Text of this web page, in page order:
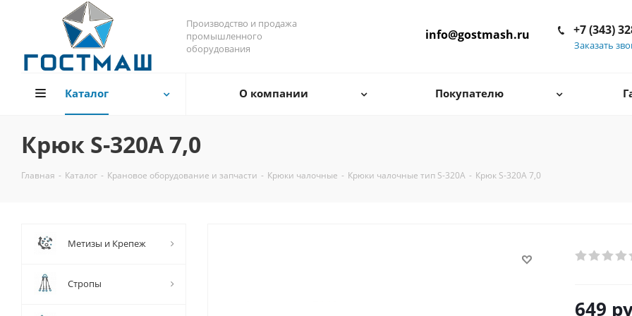
Производство и продажа
промышленного
оборудования
+7 (343)
Заказать
info@gostmash.ru
Каталог О компании Покупателю
Крюк S-320A 7,0
Главная - Каталог - Крановое оборудование и запчасти - Крюки чалочные - Крюки чалочные тип S-320A - Крюк S-320A 7,0
649
Метизы и Крепеж
Стропы